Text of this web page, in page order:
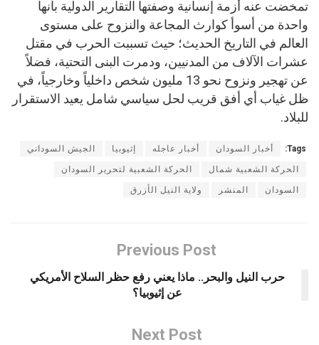
تمخضت عنه أزمة إنسانية وصفتها التقارير الدولية بأنها
واحدة من أسوأ كوارث المجاعة والنزوح على مستوى
العالم في التاريخ الحديث؛ حيث تسببت الحرب في مقتل
عشرات الآلاف من المدنيين، ودمرت البنى التحتية، فضلاً
عن تهجير ونزوح نحو 13 مليون شخص داخلياً وخارجياً، في
ظل غياب أي أفق قريب لحل سياسي شامل يعيد الاستقرار
للبلاد.
Tags: أخبار السودان أخبار عاجله إثيوبيا الجيش السوداني
الحركة الشعبية شمال الحركة الشعبية لتحرير السودان
السودان المنشر ولاية النيل الأزرق
Previous Post
حرب النيل والبحر.. ماذا يعني رفع حظر السلاح الأمريكي
عن إثيوبيا؟
Next Post